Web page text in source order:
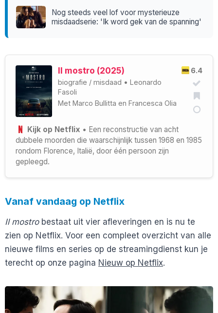
Nog steeds veel lof voor mysterieuze
misdaadserie: 'Ik word gek van de spanning'
6.4
Il mostro (2025)
biografie / misdaad • Leonardo
Fasoli
Met Marco Bullitta en Francesca Olia
Kijk op Netflix • Een reconstructie van acht
dubbele moorden die waarschijnlijk tussen 1968 en 1985
rondom Florence, Italië, door één persoon zijn
gepleegd.
Vanaf vandaag op Netflix
Il mostrobestaat uit vier afleveringen en is nu te
zien op Netflix. Voor een compleet overzicht van alle
nieuwe films en series op de streamingdienst kun je
terecht op onze pagina Nieuw op Netflix.